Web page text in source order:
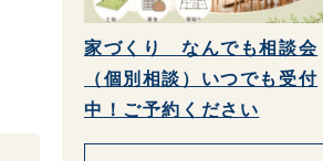
家づくり なんでも相談会
（個別相談）いつでも受付
中！ご予約ください